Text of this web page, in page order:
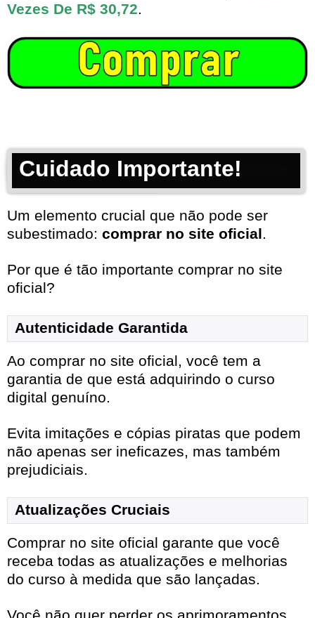
Vezes De R$ 30,72.
Cuidado Importante!
Um elemento crucial que não pode ser
subestimado: comprar no site oficial.
Por que é tão importante comprar no site
oficial?
Autenticidade Garantida
Ao comprar no site oficial, você tem a
garantia de que está adquirindo o curso
digital genuíno.
Evita imitações e cópias piratas que podem
não apenas ser ineficazes, mas também
prejudiciais.
Atualizações Cruciais
Comprar no site oficial garante que você
receba todas as atualizações e melhorias
do curso à medida que são lançadas.